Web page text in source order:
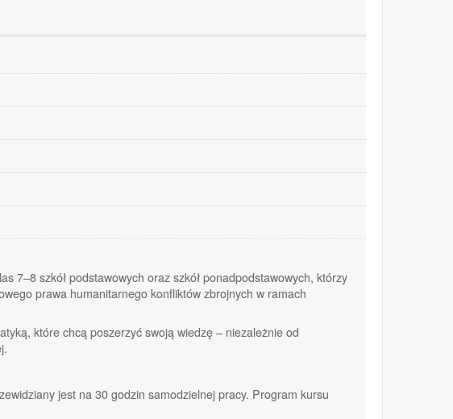
7–8 szkół podstawowych oraz szkół ponadpodstawowych, którzy
prawa humanitarnego konfliktów zbrojnych w ramach
które chcą poszerzyć swoją wiedzę – niezależnie od
jest na 30 godzin samodzielnej pracy. Program kursu